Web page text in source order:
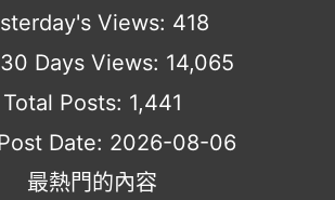
Views: 418
Days Views: 14,065
Total Posts: 1,441
Date: 2026-08-06
最熱門的內容